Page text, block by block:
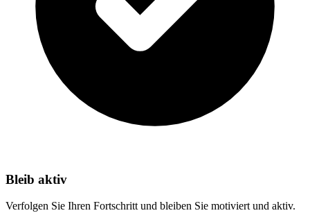
Bleib aktiv
Verfolgen Sie Ihren Fortschritt und bleiben Sie motiviert und aktiv.